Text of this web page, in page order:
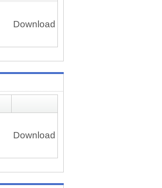
Download
Download